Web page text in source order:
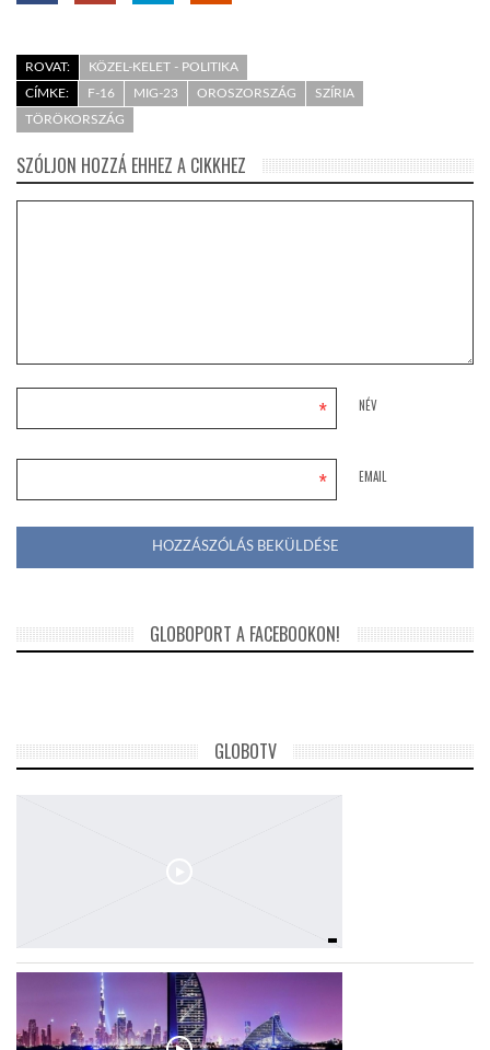
ROVAT:
KÖZEL-KELET - POLITIKA
CÍMKE:
F-16 MIG-23 OROSZORSZÁG
SZÍRIA
TÖRÖKORSZÁG
SZÓLJON HOZZÁ EHHEZ A CIKKHEZ
NÉV
*
EMAIL
*
GLOBOPORT A FACEBOOKON!
GLOBOTV